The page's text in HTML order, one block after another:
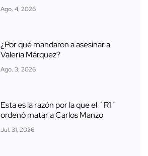
Ago. 4, 2026
¿Por qué mandaron a asesinar a
Valeria Márquez?
Ago. 3, 2026
Esta es la razón por la que el ´R1´
ordenó matar a Carlos Manzo
Jul. 31, 2026